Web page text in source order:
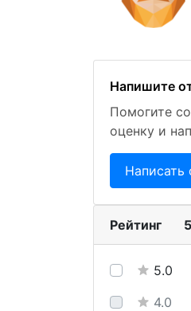
Напишите
Помогите
оценку и
Написать
Рейтинг
5.0
4.0